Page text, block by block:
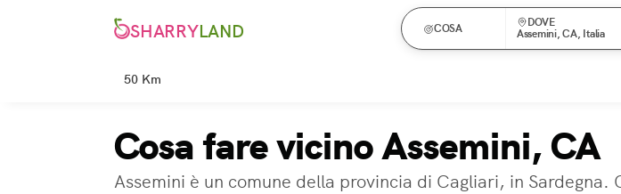
SHARRYLAND COSA
DOVE
Assemini, CA, Italia
50 Km
Cosa fare vicino Assemini, CA
Assemini è un comune della provincia di Cagliari, in